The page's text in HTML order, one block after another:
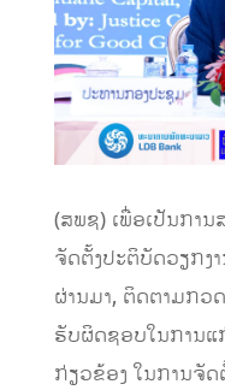
(ສພຊ) ເພື່ອເປັນກາ
ຈັດຕັ້ງປະຕິບັດວຽກງ
ຜ່ານມາ, ຕິດຕາມກວ
ຮັບຜິດຊອບໃນການແ
ກ່ຽວຂ້ອງ ໃນການຈັດ